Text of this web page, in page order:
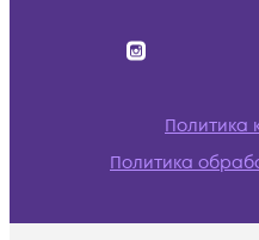
Политика
Политика